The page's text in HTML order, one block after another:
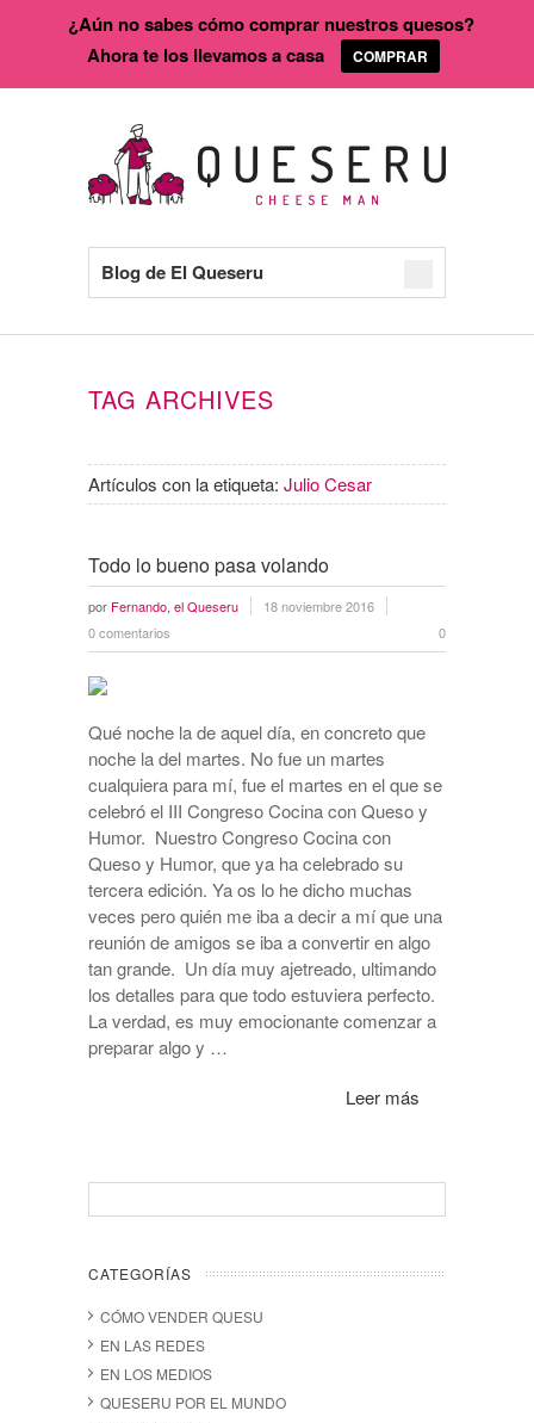
Blog de El Queseru
TAG ARCHIVES
Artículos con la etiqueta: Julio Cesar
Todo lo bueno pasa volando
por Fernando, el Queseru
18 noviembre 2016
0 comentarios
0
Qué noche la de aquel día, en concreto que
noche la del martes. No fue un martes
cualquiera para mí, fue el martes en el que se
celebró el III Congreso Cocina con Queso y
Humor. Nuestro Congreso Cocina con
Queso y Humor, que ya ha celebrado su
tercera edición. Ya os lo he dicho muchas
veces pero quién me iba a decir a mí que una
reunión de amigos se iba a convertir en algo
tan grande. Un día muy ajetreado, ultimando
los detalles para que todo estuviera perfecto.
La verdad, es muy emocionante comenzar a
preparar algo y …
Leer más
CATEGORÍAS
CÓMO VENDER QUESU
EN LAS REDES
EN LOS MEDIOS
QUESERU POR EL MUNDO
¿Aún no sabes cómo comprar nuestros quesos?
Ahora te los llevamos a casa
COMPRAR